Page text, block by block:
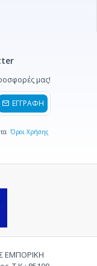
μας!
ΕΓΓΡΑΦΗ
Όροι Χρήσης
ΕΜΠΟΡΙΚΗ